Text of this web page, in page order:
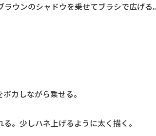
ウンのシャドウを乗せてブラシで広げる。
カしながら乗せる。
。少しハネ上げるように太く描く。